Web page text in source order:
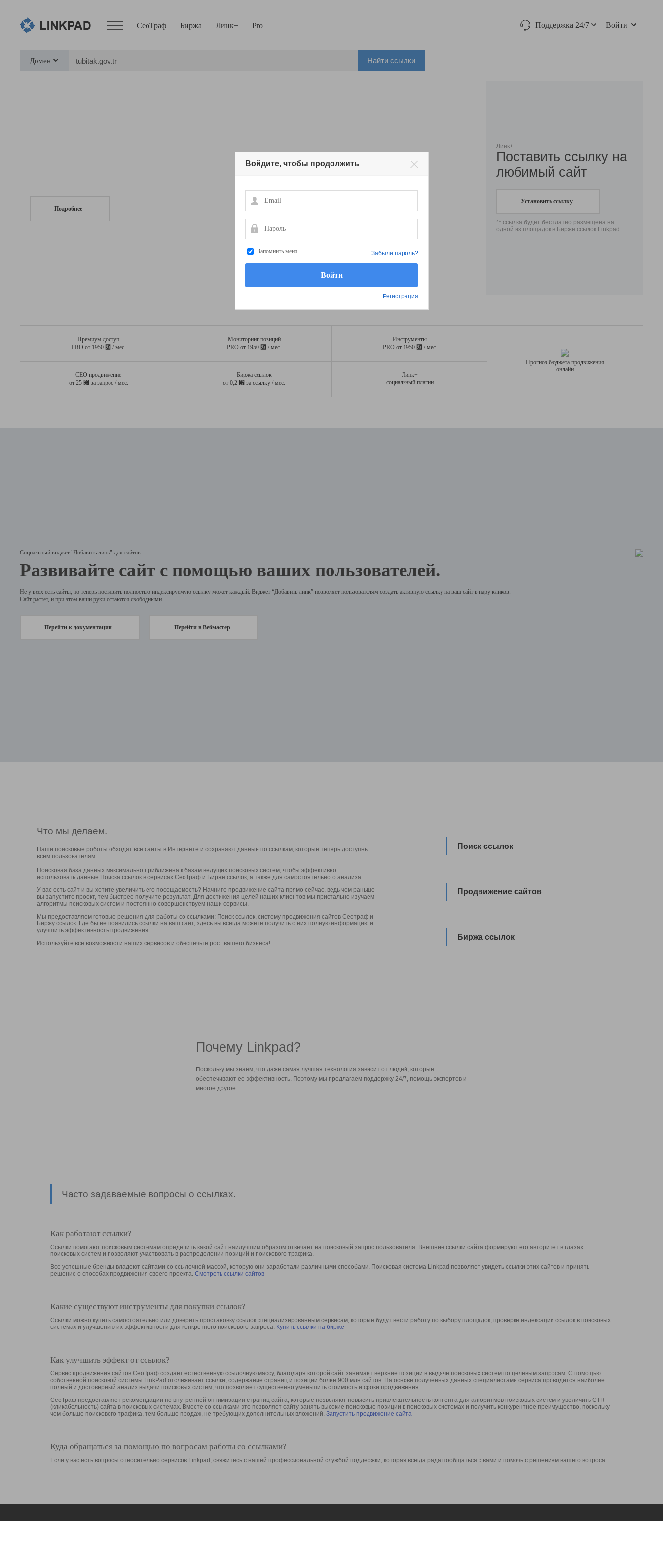
СеоТраф Биржа Линк+ Pro Поддержка 24/7 Войти
Домен Найти ссылки
Подробнее
Линк+
Поставить ссылку на
любимый сайт
Установить ссылку
** ссылка будет бесплатно размещена на
одной из площадок в Бирже ссылок Linkpad
Премиум доступ
PRO от 1950 ⃏ / мес.
Мониторинг позиций
PRO от 1950 ⃏ / мес.
Инструменты
PRO от 1950 ⃏ / мес.
СЕО продвижение
от 25 ⃏ за запрос / мес.
Биржа ссылок
от 0,2 ⃏ за ссылку / мес.
Линк+
социальный плагин
Прогноз бюджета продвижения
онлайн
Социальный виджет "Добавить линк" для сайтов
Развивайте сайт с помощью ваших пользователей.
Не у всех есть сайты, но теперь поставить полностью индексируемую ссылку может каждый. Виджет “Добавить линк” позволяет пользователям создать активную ссылку на ваш сайт в пару кликов.
Сайт растет, и при этом ваши руки остаются свободными.
Перейти к документации Перейти в Вебмастер
Что мы делаем.
Наши поисковые роботы обходят все сайты в Интернете и сохраняют данные по ссылкам, которые теперь доступны
всем пользователям.
Поисковая база данных максимально приближена к базам ведущих поисковых систем, чтобы эффективно
использовать данные Поиска ссылок в сервисах СеоТраф и Бирже ссылок, а также для самостоятельного анализа.
У вас есть сайт и вы хотите увеличить его посещаемость? Начните продвижение сайта прямо сейчас, ведь чем раньше
вы запустите проект, тем быстрее получите результат. Для достижения целей наших клиентов мы пристально изучаем
алгоритмы поисковых систем и постоянно совершенствуем наши сервисы.
Мы предоставляем готовые решения для работы со ссылками: Поиск ссылок, систему продвижения сайтов Сеотраф и
Биржу ссылок. Где бы не появились ссылки на ваш сайт, здесь вы всегда можете получить о них полную информацию и
улучшить эффективность продвижения.
Используйте все возможности наших сервисов и обеспечьте рост вашего бизнеса!
Поиск ссылок
Продвижение сайтов
Биржа ссылок
Почему Linkpad?
Поскольку мы знаем, что даже самая лучшая технология зависит от людей, которые
обеспечивают ее эффективность. Поэтому мы предлагаем поддержку 24/7, помощь экспертов и
многое другое.
Часто задаваемые вопросы о ссылках.
Как работают ссылки?
Ссылки помогают поисковым системам определить какой сайт наилучшим образом отвечает на поисковый запрос пользователя. Внешние ссылки сайта формируют его авторитет в глазах
поисковых систем и позволяют участвовать в раcпределении позиций и поискового трафика.
Все успешные бренды владеют сайтами со ссылочной массой, которую они заработали различными способами. Поисковая система Linkpad позволяет увидеть ссылки этих сайтов и принять
решение о способах продвижения своего проекта. Смотреть ссылки сайтов
Какие существуют инструменты для покупки ссылок?
Ссылки можно купить самостоятельно или доверить простановку ссылок специализированным сервисам, которые будут вести работу по выбору площадок, проверке индексации ссылок в поисковых
системах и улучшению их эффективности для конкретного поискового запроса. Купить ссылки на бирже
Как улучшить эффект от ссылок?
Сервис продвижения сайтов СеоТраф создает естественную ссылочную массу, благодаря которой сайт занимает верхние позиции в выдаче поисковых систем по целевым запросам. С помощью
собственной поисковой системы LinkPad отслеживает ссылки, содержание страниц и позиции более 900 млн сайтов. На основе полученных данных специалистами сервиса проводится наиболее
полный и достоверный анализ выдачи поисковых систем, что позволяет существенно уменьшить стоимость и сроки продвижения.
СеоТраф предоставляет рекомендации по внутренней оптимизации страниц сайта, которые позволяют повысить привлекательность контента для алгоритмов поисковых систем и увеличить CTR
(кликабельность) сайта в поисковых системах. Вместе со ссылками это позволяет сайту занять высокие поисковые позиции в поисковых системах и получить конкурентное преимущество, поскольку
чем больше поискового трафика, тем больше продаж, не требующих дополнительных вложений. Запустить продвижение сайта
Куда обращаться за помощью по вопросам работы со ссылками?
Если у вас есть вопросы относительно сервисов Linkpad, свяжитесь с нашей профессиональной службой поддержки, которая всегда рада пообщаться с вами и помочь с решением вашего вопроса.
Войдите, чтобы продолжить
Email
Пароль
Запомнить меня
Регистрация
Забыли пароль?